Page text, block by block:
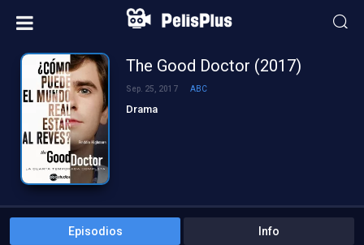
The Good Doctor (2017)
Sep. 25, 2017 ABC
Drama
Episodios Info